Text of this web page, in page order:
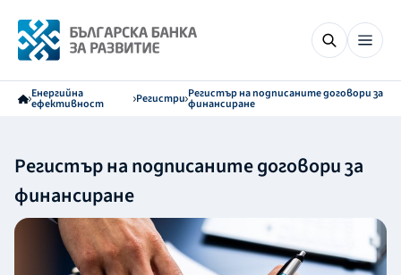
Енергийна
ефективност Регистри Регистър на подписаните договори за
финансиране
Регистър на подписаните договори за
финансиране